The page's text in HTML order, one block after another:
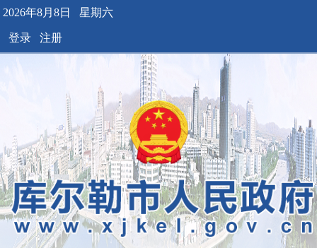
2026年8月8日 星期六
登录 注册